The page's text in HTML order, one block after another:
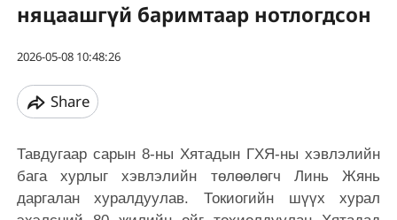
няцаашгүй баримтаар нотлогдсон
2026-05-08 10:48:26
Share
Тавдугаар сарын 8-ны Хятадын ГХЯ-ны хэвлэлийн
бага хурлыг хэвлэлийн төлөөлөгч Линь Жянь
даргалан хуралдуулав. Токиогийн шүүх хурал